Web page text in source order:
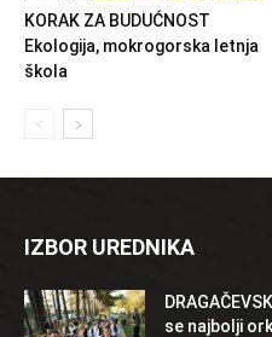
KORAK ZA BUDUĆNOST
Ekologija, mokrogorska letnja
škola
IZBOR UREDNIKA
se najbolji